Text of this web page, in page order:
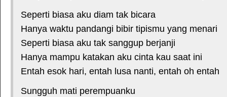
Seperti biasa aku diam tak bicara
Hanya waktu pandangi bibir tipismu yang menari
Seperti biasa aku tak sanggup berjanji
Hanya mampu katakan aku cinta kau saat ini
Entah esok hari, entah lusa nanti, entah oh entah
Sungguh mati perempuanku